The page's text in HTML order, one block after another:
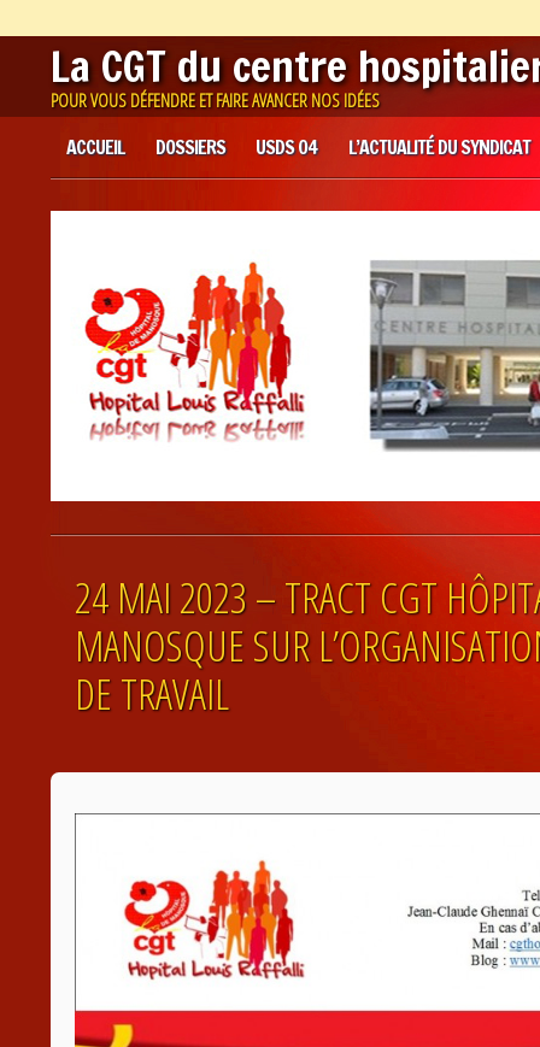
La CGT du centre
POUR VOUS DÉFENDRE ET FAIRE AVANCER NOS IDÉES
Main menu
content
ACCUEIL DOSSIERS USDS 04 L’ACTUALITÉ DU SYNDICAT
24 MAI 2023 – TRACT CGT
MANOSQUE SUR
DE TRAVAIL